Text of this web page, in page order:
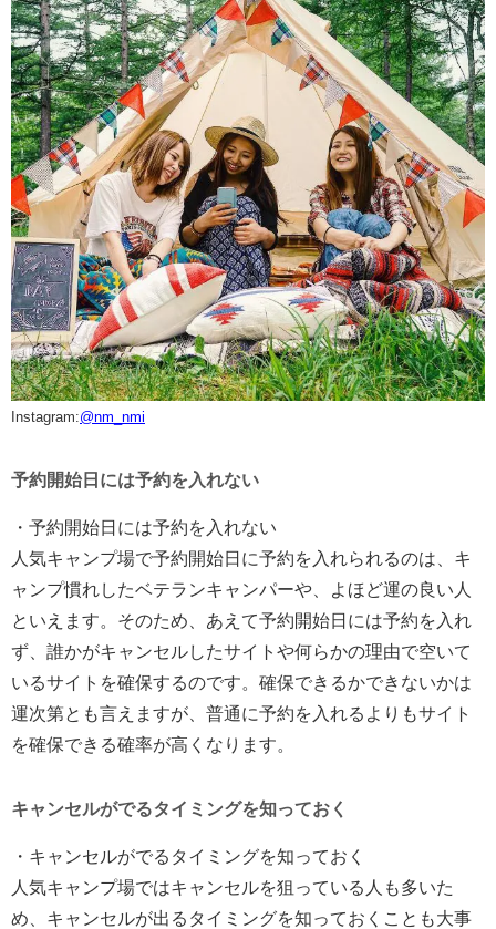
Instagram:@nm_nmi
予約開始日には予約を入れない
・予約開始日には予約を入れない
人気キャンプ場で予約開始日に予約を入れられるのは、キ
ャンプ慣れしたベテランキャンパーや、よほど運の良い人
といえます。そのため、あえて予約開始日には予約を入れ
ず、誰かがキャンセルしたサイトや何らかの理由で空いて
いるサイトを確保するのです。確保できるかできないかは
運次第とも言えますが、普通に予約を入れるよりもサイト
を確保できる確率が高くなります。
キャンセルがでるタイミングを知っておく
・キャンセルがでるタイミングを知っておく
人気キャンプ場ではキャンセルを狙っている人も多いた
め、キャンセルが出るタイミングを知っておくことも大事